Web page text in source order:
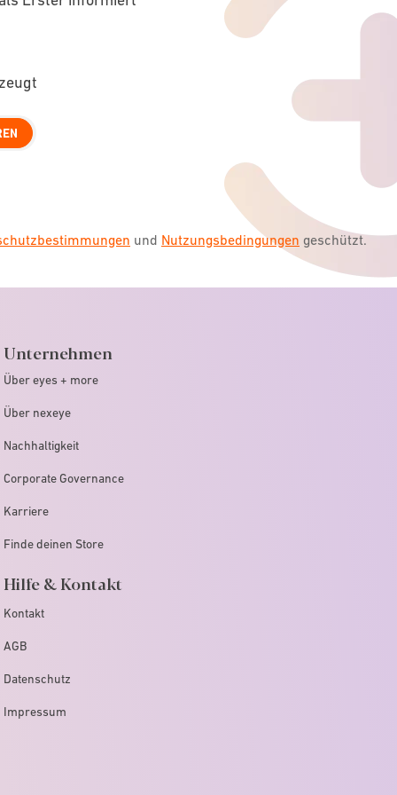
und Nutzungsbedingungen geschützt.
Unternehmen
Über eyes + more
Über nexeye
Nachhaltigkeit
Corporate Governance
Karriere
Finde deinen Store
Hilfe & Kontakt
Kontakt
AGB
Datenschutz
Impressum